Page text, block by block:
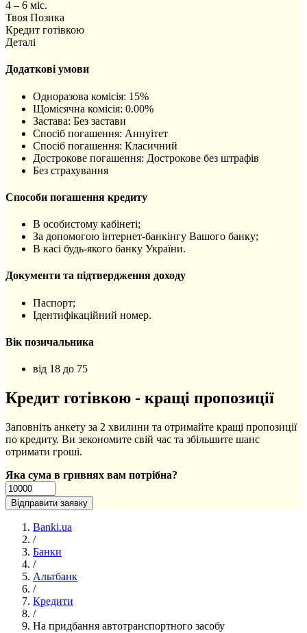
4 – 6 міс.
Твоя Позика
Кредит готівкою
Деталі
Додаткові умови
Одноразова комісія: 15%
Щомісячна комісія: 0.00%
Застава: Без застави
Спосіб погашення: Aннуітет
Спосіб погашення: Класичний
Дострокове погашення: Дострокове без штрафів
Без страхування
Способи погашення кредиту
В особистому кабінеті;
За допомогою інтернет-банкінгу Вашого банку;
В касі будь-якого банку України.
Документи та підтвердження доходу
Паспорт;
Ідентифікаційний номер.
Вік позичальника
від 18 до 75
Кредит готівкою - кращі пропозиції
Заповніть анкету за 2 хвилини та отримайте кращі пропозиції
по кредиту. Ви зекономите свій час та збільшите шанс
отримати гроші.
Яка сума в гривнях вам потрібна?
Banki.ua
/
Банки
/
Альтбанк
/
Кредити
/
На придбання автотранспортного засобу